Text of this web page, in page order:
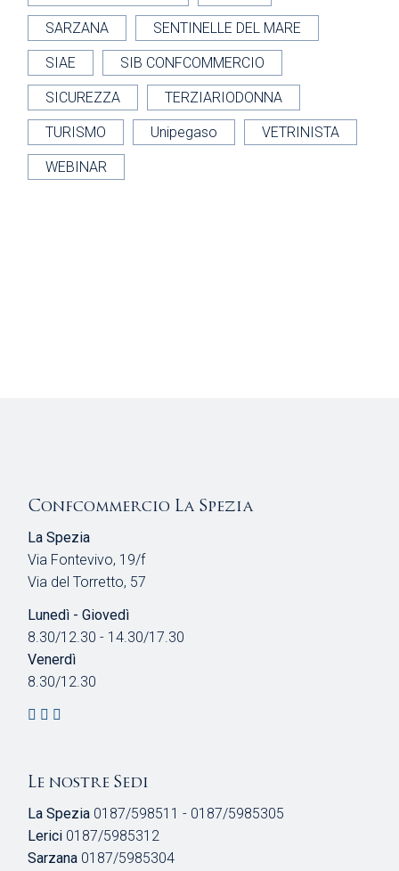
SARZANA SENTINELLE DEL MARE
SIAE SIB CONFCOMMERCIO
SICUREZZA TERZIARIODONNA
TURISMO Unipegaso VETRINISTA
WEBINAR
Confcommercio La Spezia
La Spezia
Via Fontevivo, 19/f
Via del Torretto, 57
Lunedì - Giovedì
8.30/12.30 - 14.30/17.30
Venerdì
8.30/12.30
Le nostre Sedi
La Spezia 0187/598511 - 0187/5985305
Lerici 0187/5985312
Sarzana 0187/5985304